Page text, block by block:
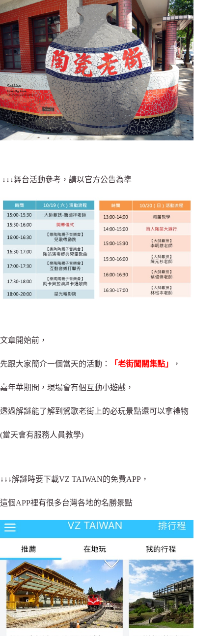
↓↓↓舞台活動參考，請以官方公告為準
文章開始前，
先跟大家簡介一個當天的活動： 「老街闖關集點」 ，
嘉年華期間，現場會有個互動小遊戲，
透過解謎能了解到鶯歌老街上的必玩景點還可以拿禮物
(當天會有服務人員教學)
↓↓↓解謎時要下載VZ TAIWAN的免費APP，
這個APP裡有很多台灣各地的名勝景點